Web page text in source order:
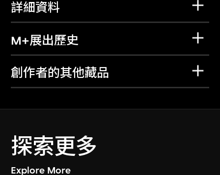
詳細資料
M+展出歷史
創作者的其他藏品
探索更多
Explore More